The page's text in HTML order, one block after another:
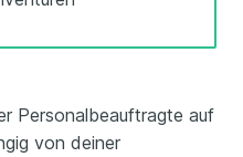
Personalbeauftragte auf
von deiner